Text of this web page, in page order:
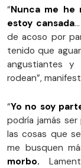
“Nunca me
estoy cansada
de acoso por
tenido que
angustiantes y
rodean”,
“Yo no soy
podría jamás
las cosas que
me busquen
morbo.